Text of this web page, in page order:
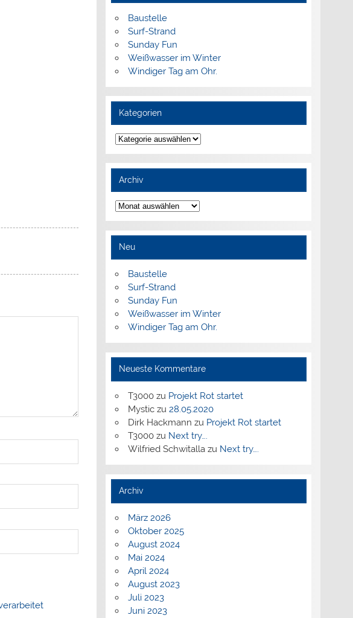
Baustelle
Surf-Strand
Sunday Fun
Weißwasser im Winter
Windiger Tag am Ohr.
Kategorien
Kategorien
Archiv
Archiv
Neu
Baustelle
Surf-Strand
Sunday Fun
Weißwasser im Winter
Windiger Tag am Ohr.
Neueste Kommentare
T3000zu Projekt Rot startet
Mysticzu 28.05.2020
Dirk Hackmann zu Projekt Rot startet
T3000zu Next try….
Wilfried Schwitallazu Next try….
Archiv
März 2026
Oktober 2025
August 2024
Mai 2024
April 2024
August 2023
Juli 2023
Juni 2023